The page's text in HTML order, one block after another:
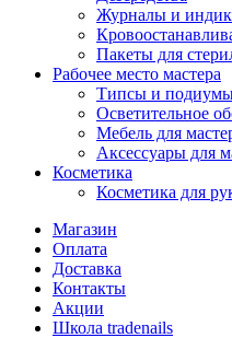
Журналы и
Пакеты для
Рабочее место мастера
Типсы и
Осветительное
Мебель для
Аксессуары для
Косметика
Косметика для
Магазин
Оплата
Доставка
Контакты
Акции
Школа tradenails